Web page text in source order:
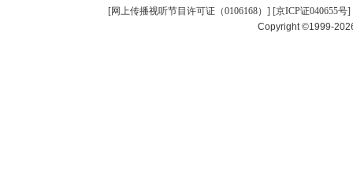
[网上传播视听节目许可证（0106168） ] [京ICP证040655号]
Copyright ©1999-